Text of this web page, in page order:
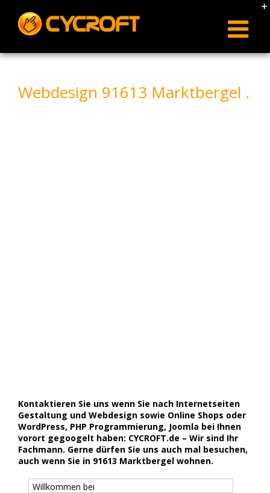
content
Webdesign 91613 Marktbergel .
Kontaktieren Sie uns wenn Sie nach Internetseiten
Gestaltung und Webdesign sowie Online Shops oder
WordPress, PHP Programmierung, Joomla bei Ihnen
vorort gegoogelt haben: CYCROFT.de – Wir sind Ihr
Fachmann. Gerne dürfen Sie uns auch mal besuchen,
auch wenn Sie in 91613 Marktbergel wohnen.
Willkommen bei